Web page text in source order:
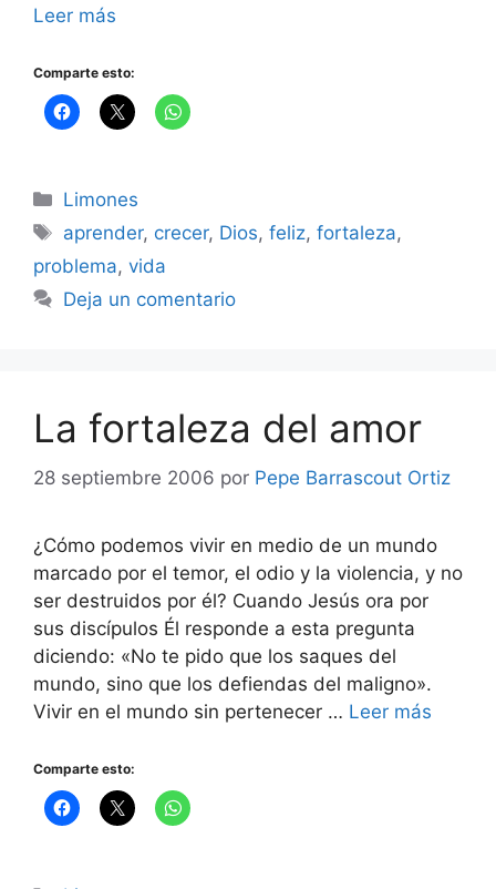
Leer más
Comparte esto:
Categorías
Limones
Etiquetas
aprender, crecer, Dios,feliz,fortaleza,
problema, vida
Deja un comentario
La fortaleza del amor
28 septiembre 2006 por Pepe Barrascout Ortiz
¿Cómo podemos vivir en medio de un mundo
marcado por el temor, el odio y la violencia, y no
ser destruidos por él? Cuando Jesús ora por
sus discípulos Él responde a esta pregunta
diciendo: «No te pido que los saques del
mundo, sino que los defiendas del maligno».
Vivir en el mundo sin pertenecer … Leer más
Comparte esto: